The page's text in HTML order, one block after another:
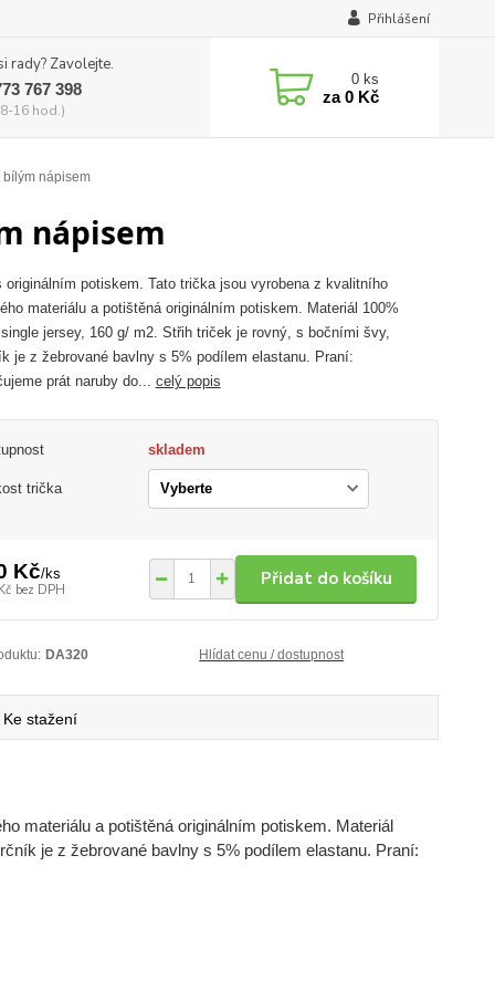
Přihlášení
rady? Zavolejte.
767 398
16 hod.)
0 ks
za0 Kč
bílým nápisem
nápisem
originálním potiskem. Tato trička jsou vyrobena z kvalitního
materiálu a potištěná originálním potiskem. Materiál 100%
jersey, 160 g/ m2. Střih triček je rovný, s bočními švy,
je z žebrované bavlny s 5% podílem elastanu. Praní:
prát naruby do... celý popis
skladem
trička
Kč/ks
bez DPH
Přidat do košíku
DA320 Hlídat cenu / dostupnost
Ke stažení
materiálu a potištěná originálním potiskem. Materiál
je z žebrované bavlny s 5% podílem elastanu. Praní: